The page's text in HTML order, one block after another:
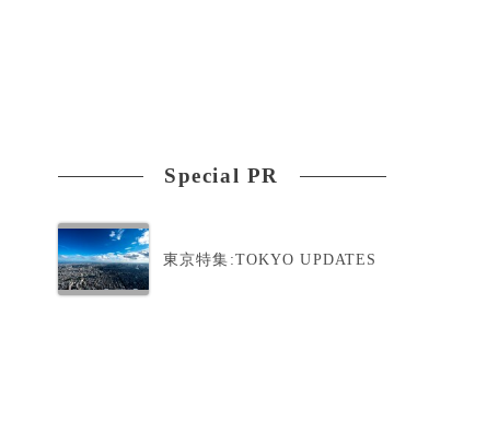
Special PR
東京特集:TOKYO UPDATES